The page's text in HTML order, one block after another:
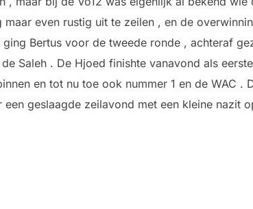
even rustig uit te zeilen , en de
Bertus voor de tweede ronde , achteraf
Saleh . De Hjoed finishte vanavond als
en tot nu toe ook nummer 1 en de WAC .
geslaagde zeilavond met een kleine nazit